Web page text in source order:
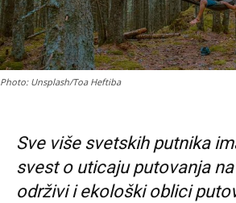
Photo: Unsplash/Toa Heftiba
Sve više svetskih putnika
svest o uticaju putovanja
održivi i ekološki oblici